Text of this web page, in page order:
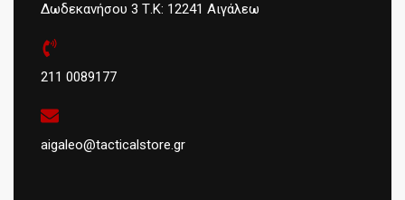
Δωδεκανήσου 3 Τ.Κ: 12241 Αιγάλεω
211 0089177
aigaleo@tacticalstore.gr